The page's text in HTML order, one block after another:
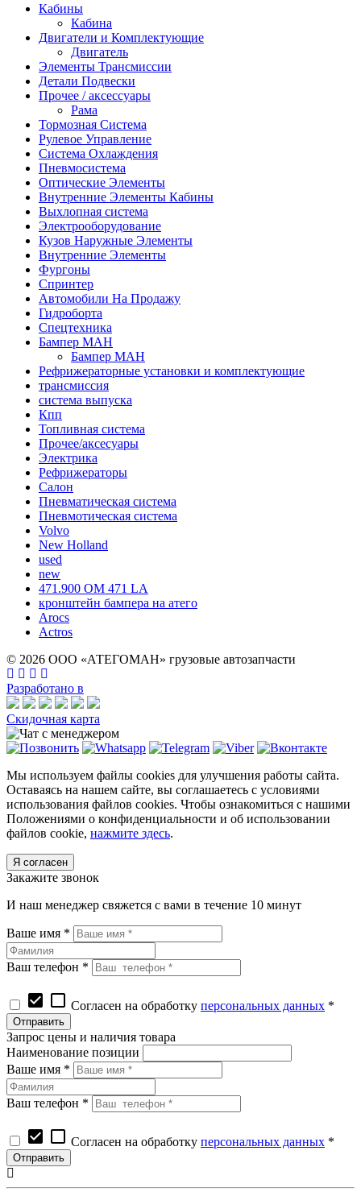
Кабины
Кабина
Двигатели и Комплектующие
Двигатель
Элементы Трансмиссии
Детали Подвески
Прочее / аксессуары
Рама
Тормозная Система
Рулевое Управление
Система Охлаждения
Пневмосистема
Оптические Элементы
Внутренние Элементы Кабины
Выхлопная система
Электрооборудование
Кузов Наружные Элементы
Внутренние Элементы
Фургоны
Спринтер
Автомобили На Продажу
Гидроборта
Спецтехника
Бампер МАН
Бампер МАН
Рефрижераторные установки и комплектующие
трансмиссия
система выпуска
Кпп
Топливная система
Прочее/аксесуары
Электрика
Рефрижераторы
Салон
Пневматическая система
Пневмотическая система
Volvo
New Holland
used
new
471.900 OM 471 LA
кронштейн бампера на атего
Arocs
Actros
© 2026 ООО «АТЕГОМАН» грузовые автозапчасти
Разработано в
Скидочная карта
Мы используем файлы cookies для улучшения работы сайта.
Оставаясь на нашем сайте, вы соглашаетесь с условиями
использования файлов cookies. Чтобы ознакомиться с нашими
Положениями о конфиденциальности и об использовании
файлов cookie, нажмите здесь.
Я согласен
Закажите звонок
И наш менеджер свяжется с вами в течение 10 минут
Ваше имя *
Ваш телефон *
check_box check_box_outline_blank Согласен на обработку персональных данных *
Запрос цены и наличия товара
Наименование позиции
Ваше имя *
Ваш телефон *
check_box check_box_outline_blank Согласен на обработку персональных данных *